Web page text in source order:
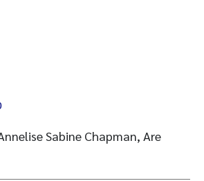
Sabine Chapman, Are